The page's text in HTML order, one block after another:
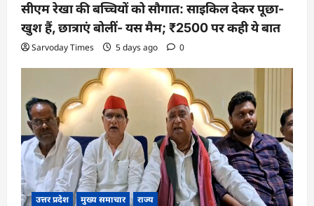
सीएम रेखा की बच्चियों को सौगात: साइकिल देकर पूछा-
खुश हैं, छात्राएं बोलीं- यस मैम; ₹2500 पर कही ये बात
Sarvoday Times 5 days ago 0
उत्तर प्रदेश मुख्य समाचार राज्य